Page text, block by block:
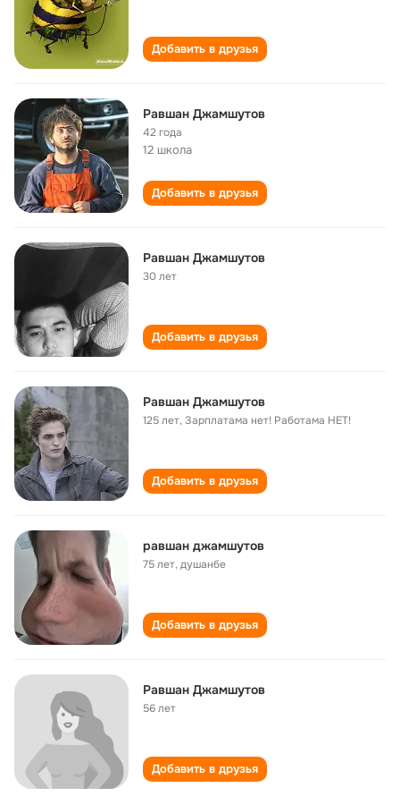
Добавить в друзья
Равшан Джамшутов
42 года
12 школа
Добавить в друзья
Равшан Джамшутов
30 лет
Добавить в друзья
Равшан Джамшутов
125 лет,Зарплатама нет! Работама НЕТ!
Добавить в друзья
равшан джамшутов
75 лет,душанбе
Добавить в друзья
Равшан Джамшутов
56 лет
Добавить в друзья